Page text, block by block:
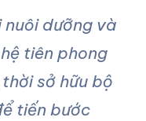
nuôi dưỡng và
tiên phong
sở hữu bộ
tiến bước